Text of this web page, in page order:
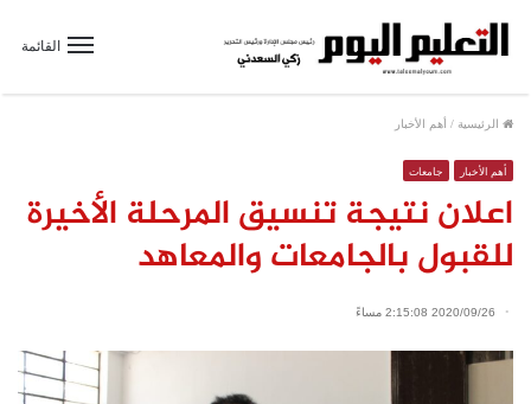
القائمة
الرئيسية / أهم الأخبار
أهم الأخبار جامعات
اعلان نتيجة تنسيق المرحلة الأخيرة
للقبول بالجامعات والمعاهد
2020/09/26 2:15:08 مساءً